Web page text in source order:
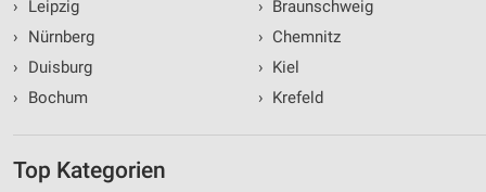
›
Leipzig
›
Nürnberg
›
Duisburg
›
Bochum
› Braunschweig
› Chemnitz
› Kiel
› Krefeld
Top Kategorien